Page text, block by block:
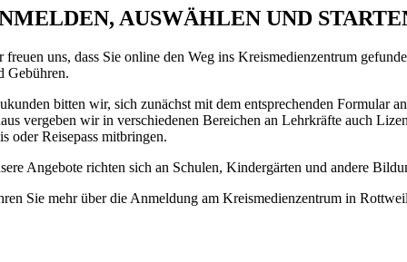
AUSWÄHLEN UND
freuen uns, dass Sie on­line den Weg ins Kreisme­dien­zen­trum
Gebühren.
bitten wir, sich zunächst mit dem ent­sprech­enden Formular
ver­geben wir in verschiedenen Bereichen an Lehrkräfte auch
oder Reisepass mit­bringen.
Angebote richten sich an Schulen, Kinder­gärten und andere